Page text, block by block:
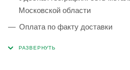
Московской области
Оплата по факту доставки